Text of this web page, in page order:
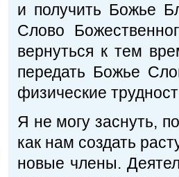
и получить Божье
Слово
вернуться к тем
передать Божье
физические
Я не могу заснуть,
как нам создать
новые члены.